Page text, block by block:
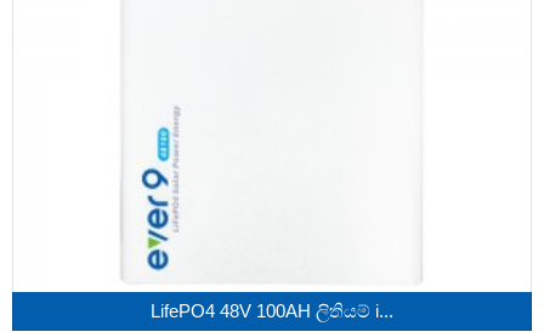
LifePO4 48V 100AH ​​ලිතියම් i...